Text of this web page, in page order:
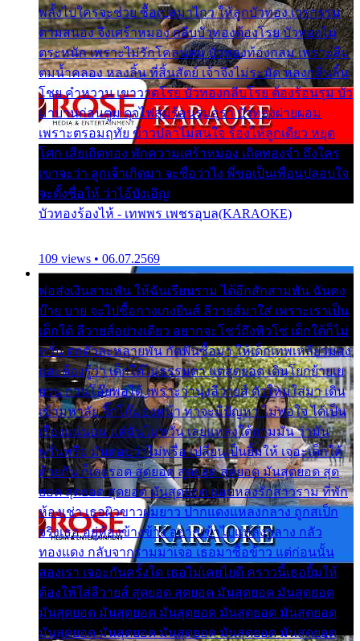
พลั้งไปใครจะช่วย ซื้อเปลมาไกว ให้ลูกบัวทอง เวรกรรม
ตามสนอง จึงเศร้าหมอง กลีบบัวทองต้องโรย บัวทองไม่
ตระหนัก เพราะไม่รักโคลนตม บัวทองท้องกลม เพราะลืม
ตมน้ำคลอง หลงลิ้น ที่สิ้นสัตย์ เจ้าจึงไม่ระมัด หลงกลิ่นลิ้น
โชย คำหวาน เขาวาดโรย บัวทองกลีบโรย ต้องร้อนรุม บัว
มาบานก่อนตูม ดุจไฟสุมร้อนรุมอุรา บัวทองผ่ายผอม
เพราะตรอมฤทัย ข้าวปลาไม่สนใจ ร้องไห้ลูกเดียว หยุด
โศก เสียเถิดทอง พักความเศร้าหมอง เถิดทองจ๋า ถึงใคร
เขาจะว่า ลูกเจ้าเกิดมา จะชื่อว่าไง พี่ขอเป็นเพื่อนปลอบใจ
จะตั้งชื่อให้ ว่าไอ้บังเอิญ
บัวทองร้องไห้ - เทพพร เพชรอุบล(KARAOKE)
109 views • 06.07.2569
พ่อส่งเงินสามพัน ให้ฉันเรียนราม ได้อีกสักสามพัน ฉันคง
บ๊าย บาย จะไปซื้อกางเกงยีนส์ ลีวายส์มาใส่ เพราะเราเป็น
เด็กใต้ ลีวายส์อย่างเดียว อยากจะโชว์ถึงหิวโซ เด็กใต้ก็ไม่
หวั่น ตกตัวละหลายพัน กัดฟันซื้อมา ให้เด็กเทพเหลียวมอง
และต้องรู้ว่า เด็กใต้ไม่ธรรมดา แต่สุดยอด เดินโยกย้ายเย
ยวน กวนโอ๊ยพอได้ เพราะว่านุ่งลีวายส์ ตัวใหม่ใส่มา เดิน
เข้ามหาลัย จิ๊กโก๊มองหน้า ท่าจะมีปัญหา ไม่พอใจ ได้เป็น
เรื่องแน่นอน แต่ฉันไม่หวั่น เลยแหลงใต้ถามมัน ว่ามัน
พรั่นพรือ มันตอบว่าไม่พรื่อ เปลี่ยนเป็นยิ้มให้ เจอะเด็กใต้
ด้วยกัน ก็เลยรอด สุดยอด สุดยอด สุดยอด มันสุดยอด สุด
ยอด สุดยอด สุดยอด มันสุดยอด แอบหลงรักสาวราม ที่พัก
ห้องเช่า เธอผิวขาวผมยาว ปากแดงแหลงกลาง ถูกสเป็ก
จริงเธอ อยู่ห้องข้างข้าง อยากเข้าไปแหลงกลาง กลัว
ทองแดง กลับจากรามมาเจอ เธอมาซื้อข้าว แต่ก่อนนั้น
สองเรา เจอะกันครั้งใด เธอไม่เคยไยดี คราวนี้เธอยิ้มให้
ต้องให้ใส่ลีวายส์ สุดยอด สุดยอด มันสุดยอด มันสุดยอด
มันสุดยอด มันสุดยอด มันสุดยอด มันสุดยอด มันสุดยอด
มันสุดยอด มันสุดยอด มันสุดยอด มันสุดยอด มันสุดยอด